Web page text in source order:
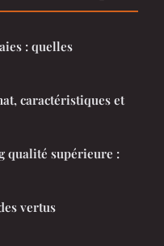
: quelles
caractéristiques et
qualité supérieure :
vertus